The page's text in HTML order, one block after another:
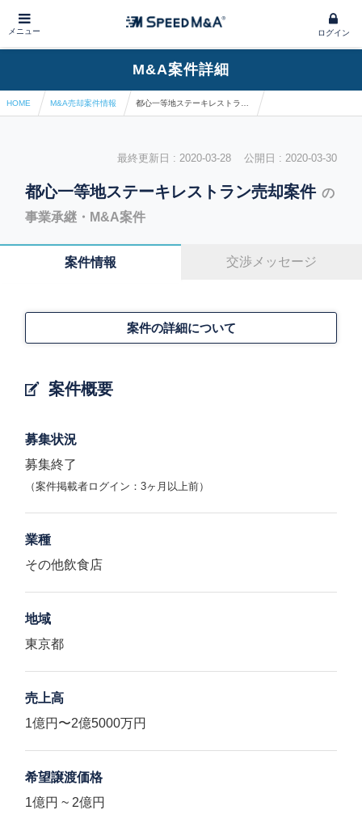
メニュー ログイン
M&A案件詳細
HOME M&A売却案件情報
最終更新日 : 2020-03-28 公開日 : 2020-03-30
都心一等地ステーキレストラン売却案件 の
事業承継・M&A案件
案件情報 交渉メッセージ
案件概要
案件の詳細について
募集状況
募集終了
（案件掲載者ログイン：3ヶ月以上前）
業種
その他飲食店
地域
東京都
売上高
1億円〜2億5000万円
希望譲渡価格
1億円 ~ 2億円